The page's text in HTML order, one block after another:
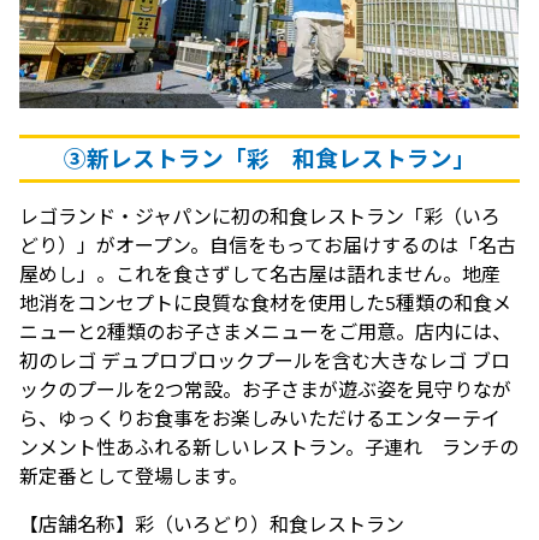
③新レストラン「彩 和食レストラン」
レゴランド・ジャパンに初の和食レストラン「彩（いろ
どり）」がオープン。自信をもってお届けするのは「名古
屋めし」。これを食さずして名古屋は語れません。地産
地消をコンセプトに良質な食材を使用した5種類の和食メ
ニューと2種類のお子さまメニューをご用意。店内には、
初のレゴ デュプロブロックプールを含む大きなレゴ ブロ
ックのプールを2つ常設。お子さまが遊ぶ姿を見守りなが
ら、ゆっくりお食事をお楽しみいただけるエンターテイ
ンメント性あふれる新しいレストラン。子連れ ランチの
新定番として登場します。
【店舗名称】彩（いろどり）和食レストラン